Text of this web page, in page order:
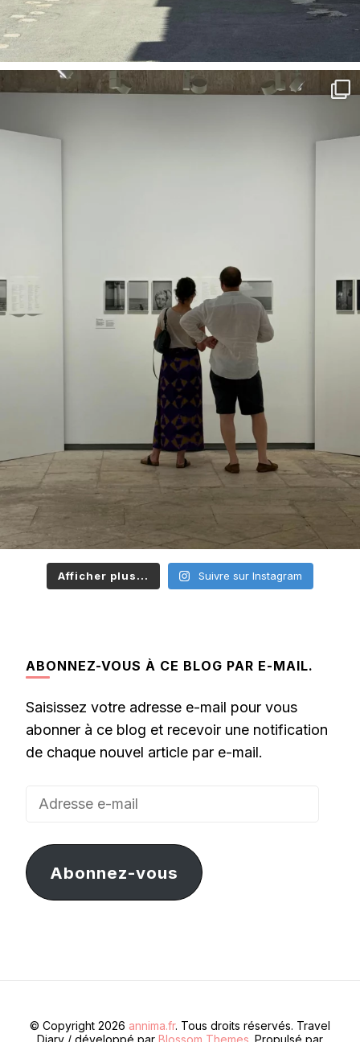
Afficher plus... Suivre sur Instagram
ABONNEZ-VOUS À CE BLOG PAR E-MAIL.
Saisissez votre adresse e-mail pour vous
abonner à ce blog et recevoir une notification
de chaque nouvel article par e-mail.
Adresse
mail
Abonnez-vous
© Copyright 2026 annima.fr. Tous droits réservés. Travel